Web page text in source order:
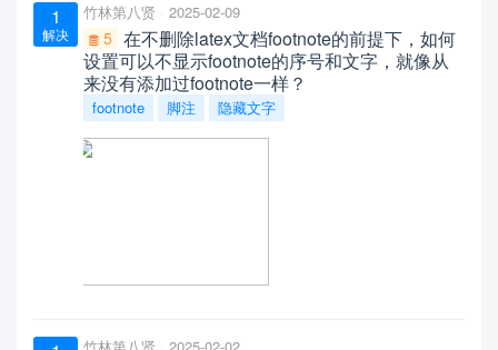
1
解决
竹林第八贤 2025-02-09
5 在不删除latex文档footnote的前提下，如何
设置可以不显示footnote的序号和文字，就像从
来没有添加过footnote一样？
footnote 脚注 隐藏文字